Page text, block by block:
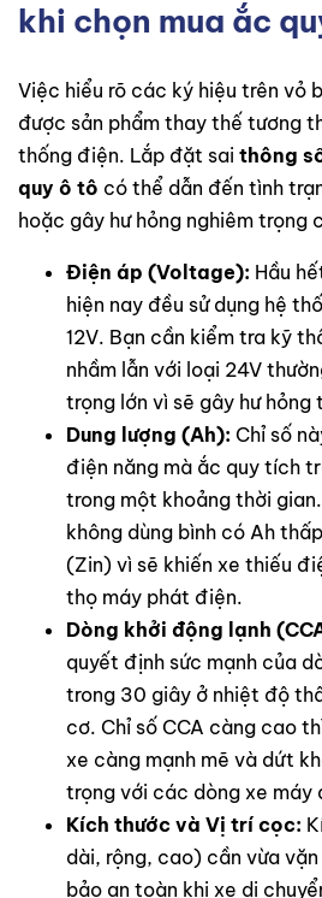
khi chọn mua ắc
Việc hiểu rõ các ký hiệu trên vỏ
được sản phẩm thay thế tương
thống điện. Lắp đặt sai thông
quy ô tô có thể dẫn đến tình
hoặc gây hư hỏng nghiêm trọng
Điện áp (Voltage): Hầu
hiện nay đều sử dụng hệ
12V. Bạn cần kiểm tra kỹ
nhầm lẫn với loại 24V
trọng lớn vì sẽ gây hư
Dung lượng (Ah): Chỉ số
điện năng mà ắc quy tích
trong một khoảng thời
không dùng bình có Ah
(Zin) vì sẽ khiến xe thiếu
thọ máy phát điện.
Dòng khởi động lạnh
quyết định sức mạnh của
trong 30 giây ở nhiệt độ
cơ. Chỉ số CCA càng cao
xe càng mạnh mẽ và dứt
trọng với các dòng xe máy
Kích thước và Vị trí cọc:
dài, rộng, cao) cần vừa
bảo an toàn khi xe di